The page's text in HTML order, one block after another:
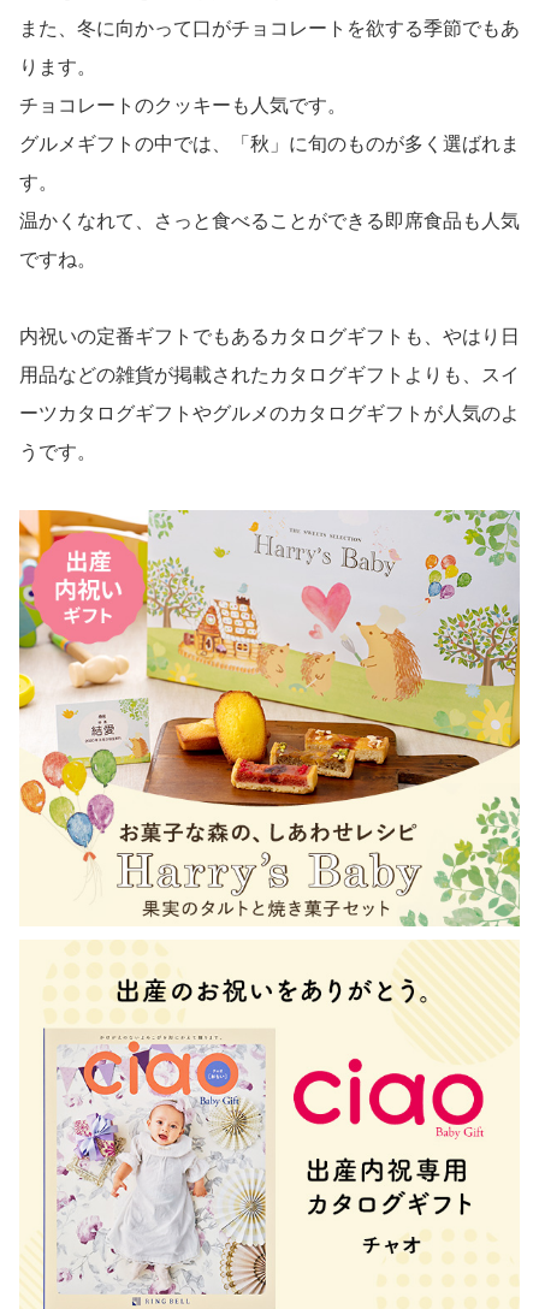
また、冬に向かって口がチョコレートを欲する季節でもあ
ります。
チョコレートのクッキーも人気です。
グルメギフトの中では、「秋」に旬のものが多く選ばれま
す。
温かくなれて、さっと食べることができる即席食品も人気
ですね。
内祝いの定番ギフトでもあるカタログギフトも、やはり日
用品などの雑貨が掲載されたカタログギフトよりも、スイ
ーツカタログギフトやグルメのカタログギフトが人気のよ
うです。